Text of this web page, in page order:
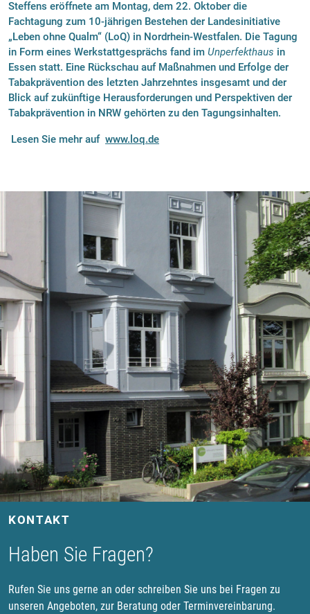
Steffens eröffnete am Montag, dem 22. Oktober die
Fachtagung zum 10-jährigen Bestehen der Landesinitiative
„Leben ohne Qualm“ (LoQ) in Nordrhein-Westfalen. Die Tagung
in Form eines Werkstattgesprächs fand im Unperfekthaus in
Essen statt. Eine Rückschau auf Maßnahmen und Erfolge der
Tabakprävention des letzten Jahrzehntes insgesamt und der
Blick auf zukünftige Herausforderungen und Perspektiven der
Tabakprävention in NRW gehörten zu den Tagungsinhalten.
Lesen Sie mehr auf www.loq.de
KONTAKT
Haben Sie Fragen?
Rufen Sie uns gerne an oder schreiben Sie uns bei Fragen zu
unseren Angeboten, zur Beratung oder Terminvereinbarung.